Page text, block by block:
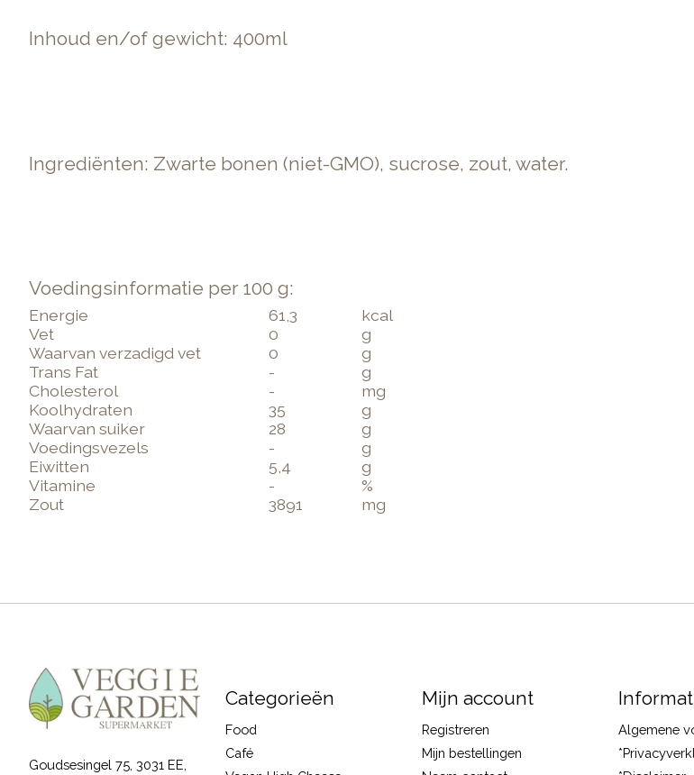
Inhoud en/of gewicht: 400ml
Ingrediënten: Zwarte bonen (niet-GMO), sucrose, zout, water.
Voedingsinformatie per 100 g:
Energie 61,3
kcal
Vet
0
g
Waarvan verzadigd vet
0
g
Trans Fat
-
g
Cholesterol
-
mg
Koolhydraten
35
g
Waarvan suiker
28
g
Voedingsvezels
-
g
Eiwitten
5,4
g
Vitamine
-
%
Zout
3891 mg
Goudsesingel 75, 3031 EE,
Categorieën
Food
Café
Mijn account
Registreren
Mijn bestellingen
Algemene